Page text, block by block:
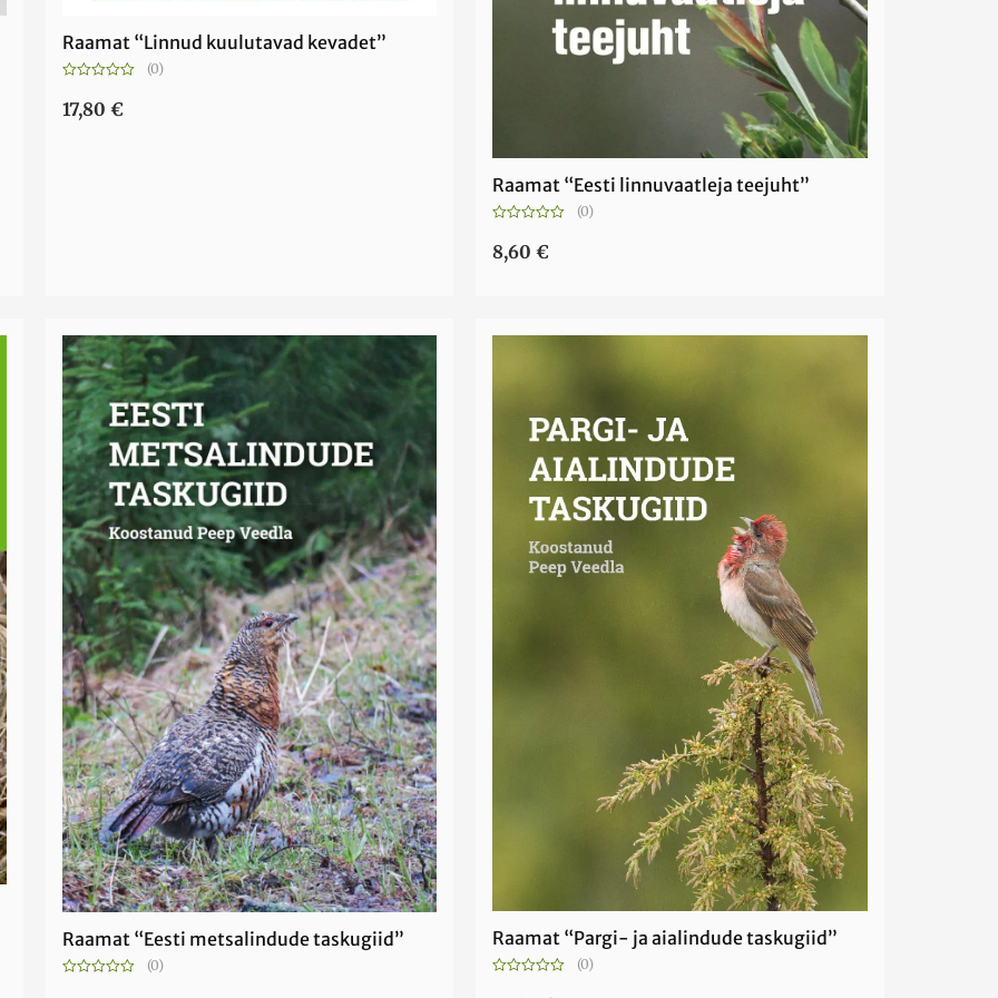
Raamat “Linnud kuulutavad kevadet”
0
/
(0)
17,80 €
Raamat “Eesti linnuvaatleja teejuht”
0
/
(0)
8,60€
Raamat “Eesti metsalindude taskugiid”
(0)
Raamat “Pargi- ja aialindude taskugiid”
(0)